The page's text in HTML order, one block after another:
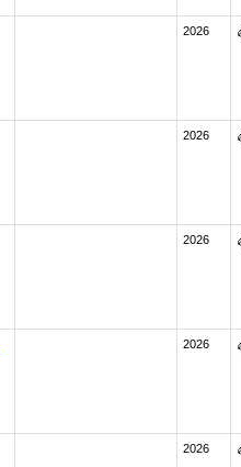
2026
2026
2026
2026
2026